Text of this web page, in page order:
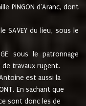
PINGON d'Aranc, dont
SAVEY du lieu, sous le
sous le patronnage
de travaux rugent.
est aussi la
En sachant que
sont donc les de